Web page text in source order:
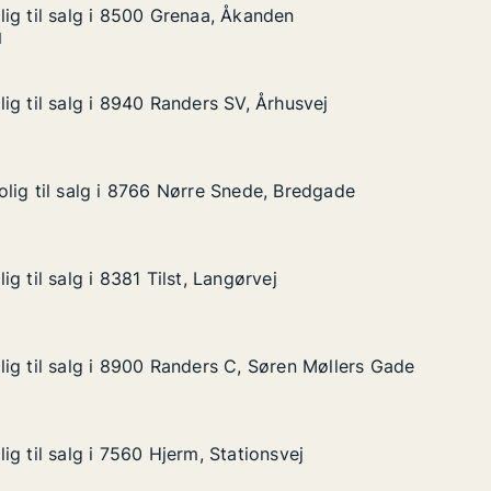
Grenaa, Åkanden
til salg i 8500 Grenaa, Åkanden
til salg i 8500 Grenaa, Åkanden
ÅrhusvejRanders SV, Århusvej
til salg i 8940 Randers SV, Århusvej
til salg i 8940 Randers SV, Århusvej
Bredgade
8766 Nørre Snede, Bredgade
til salg i 8766 Nørre Snede, Bredgade
til salg i 8766 Nørre Snede, Bredgade
8381 Tilst, Langørvej
til salg i 8381 Tilst, Langørvej
til salg i 8381 Tilst, Langørvej
Møllers Gade
Randers C, Søren Møllers Gade
til salg i 8900 Randers C, Søren Møllers Gade
til salg i 8900 Randers C, Søren Møllers Gade
7560 Hjerm, Stationsvej
til salg i 7560 Hjerm, Stationsvej
til salg i 7560 Hjerm, Stationsvej